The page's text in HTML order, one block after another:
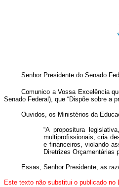
Senhor Presidente do Senado
Comunico a Vossa Excelência
Senado Federal), que “Dispõe sobre a
Ouvidos, os Ministérios da
“A propositura
multiprofissionais, cria
e financeiros, violando
Diretrizes Orçamentárias
Essas, Senhor Presidente, as
Este texto não substitui o publicado no